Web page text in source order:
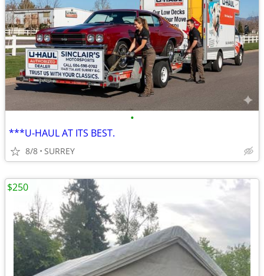
•
***U-HAUL AT ITS BEST.
8/8 SURREY
$250